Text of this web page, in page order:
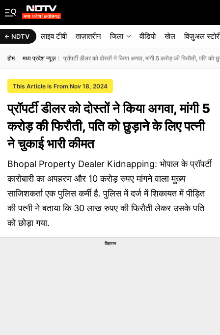
NDTV लाइव टीवी ताज़ातरीन जिला वीडियो खेल विज़ुअल
होम मध्य प्रदेश न्यूज़ प्रॉपर्टी डीलर को दोस्तों ने किया अगवा, मांगी 5 करोड़ की फिरौती, पति
This Article is From Nov 18, 2024
प्रॉपर्टी डीलर को दोस्तों ने किया अगवा, मांगी 5
करोड़ की फिरौती, पति को छुड़ाने के लिए पत्नी
ने चुकाई भारी कीमत
Bhopal Property Dealer Kidnapping: भोपाल के प्रॉपर्टी
कारोबारी का अपहरण और 10 करोड़ रुपए मांगने वाला मुख्य
साजिशकर्ता एक पुलिस कर्मी है. पुलिस में दर्ज में शिकायत में पीड़ित
की पत्नी ने बताया कि 30 लाख रुपए की फिरौती लेकर उसके पति
को छोड़ा गया.
विज्ञापन